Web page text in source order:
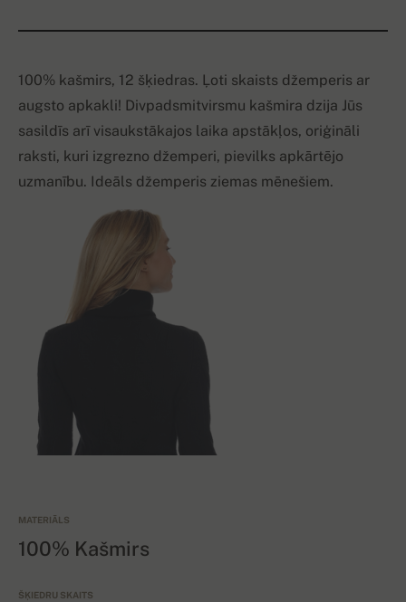
100% kašmirs, 12 šķiedras. Ļoti skaists džemperis ar
augsto apkakli! Divpadsmitvirsmu kašmira dzija Jūs
sasildīs arī visaukstākajos laika apstākļos, oriģināli
raksti, kuri izgrezno džemperi, pievilks apkārtējo
uzmanību. Ideāls džemperis ziemas mēnešiem.
MATERIĀLS
100% Kašmirs
ŠĶIEDRU SKAITS